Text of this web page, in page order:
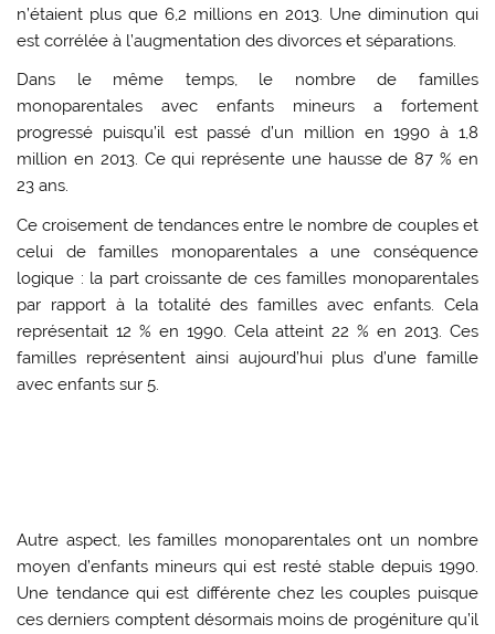
n’étaient plus que 6,2 millions en 2013. Une diminution qui
est corrélée à l’augmentation des divorces et séparations.
Dans le même temps, le nombre de familles
monoparentales avec enfants mineurs a fortement
progressé puisqu’il est passé d’un million en 1990 à 1,8
million en 2013. Ce qui représente une hausse de 87 % en
23 ans.
Ce croisement de tendances entre le nombre de couples et
celui de familles monoparentales a une conséquence
logique : la part croissante de ces familles monoparentales
par rapport à la totalité des familles avec enfants. Cela
représentait 12 % en 1990. Cela atteint 22 % en 2013. Ces
familles représentent ainsi aujourd’hui plus d’une famille
avec enfants sur 5.
Autre aspect, les familles monoparentales ont un nombre
moyen d’enfants mineurs qui est resté stable depuis 1990.
Une tendance qui est différente chez les couples puisque
ces derniers comptent désormais moins de progéniture qu’il